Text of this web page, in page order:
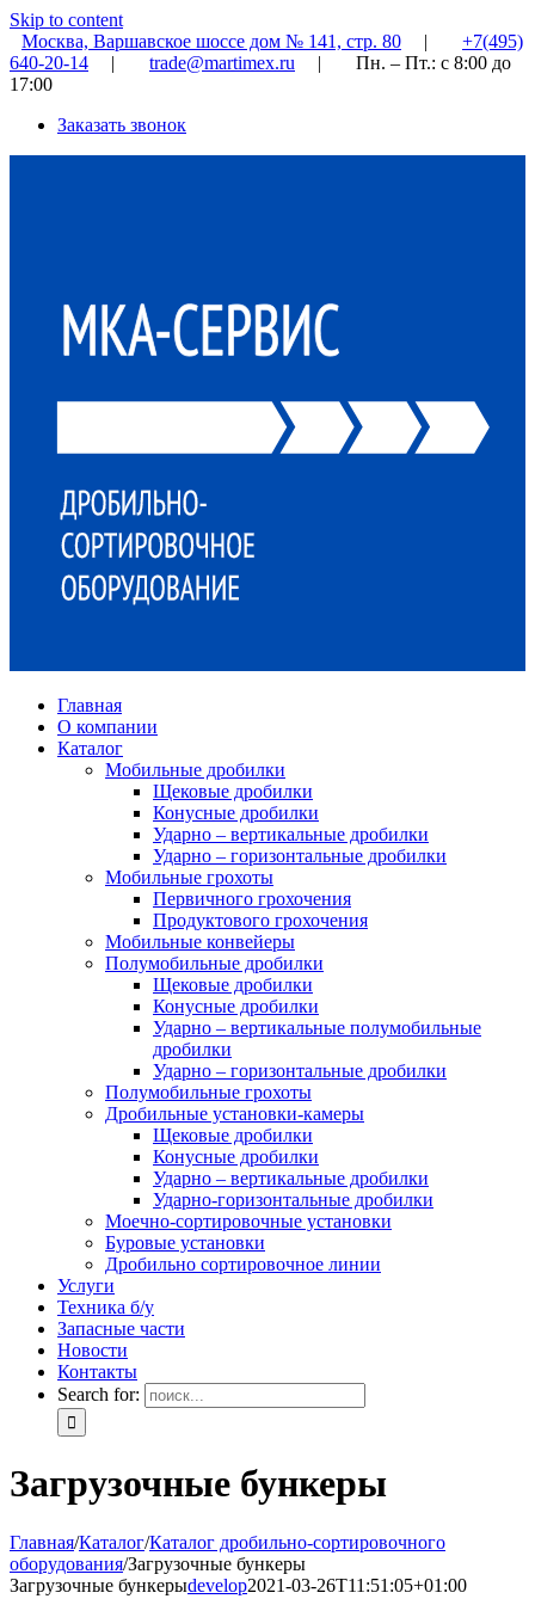
Skip to content
Москва, Варшавское шоссе дом № 141, стр. 80
|
+7(495)
640-20-14
| trade@martimex.ru |
Пн. – Пт.: с 8:00 до
17:00
Заказать звонок
Главная
О компании
Каталог
Мобильные дробилки
Щековые дробилки
Конусные дробилки
Ударно – вертикальные дробилки
Ударно – горизонтальные дробилки
Мобильные грохоты
Первичного грохочения
Продуктового грохочения
Мобильные конвейеры
Полумобильные дробилки
Щековые дробилки
Конусные дробилки
Ударно – вертикальные полумобильные
дробилки
Ударно – горизонтальные дробилки
Полумобильные грохоты
Дробильные установки-камеры
Щековые дробилки
Конусные дробилки
Ударно – вертикальные дробилки
Ударно-горизонтальные дробилки
Моечно-сортировочные установки
Буровые установки
Дробильно сортировочное линии
Услуги
Техника б/у
Запасные части
Новости
Контакты
Search for:
Загрузочные бункеры
Главная/Каталог/Каталог дробильно-сортировочного
оборудования/Загрузочные бункеры
Загрузочные бункерыdevelop2021-03-26T11:51:05+01:00